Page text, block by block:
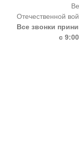
Отечественной
Все звонки
с